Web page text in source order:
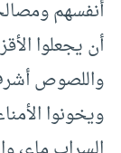
أنفسهم
أن يجعلوا
واللصوص
ويخونوا